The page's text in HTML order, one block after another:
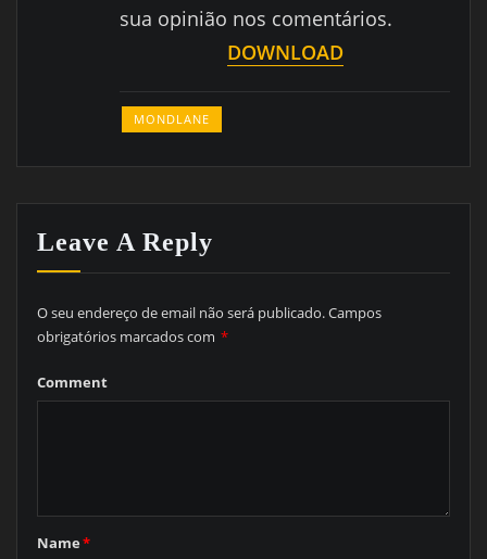
sua opinião nos comentários.
DOWNLOAD
MONDLANE
Leave A Reply
O seu endereço de email não será publicado.Campos
obrigatórios marcados com *
Comment
Name*